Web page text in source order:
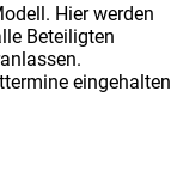
Hier werden
Beteiligten
eingehalten